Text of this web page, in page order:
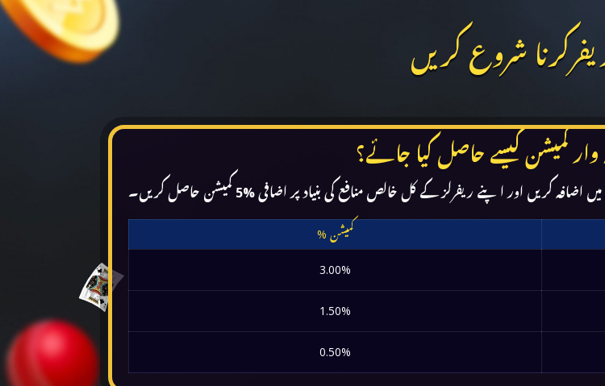
کریں اور اپنے ریفرلز کے کل خالص منافع کی بنیاد پر اضافی %5 کمیشن حاصل کریں۔
% کمیشن
3.00%
1.50%
0.50%